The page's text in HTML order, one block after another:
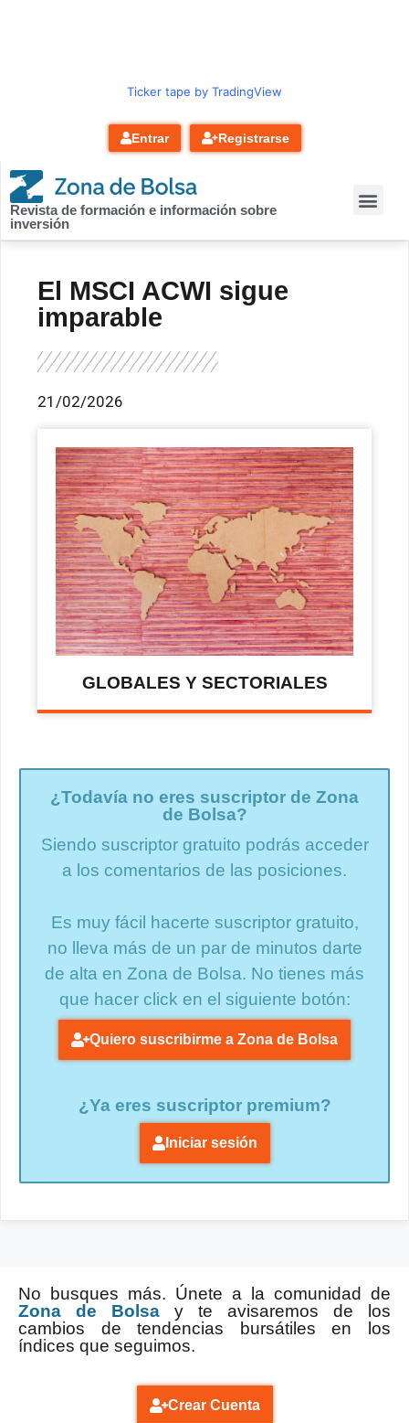
Ticker tape by TradingView
Entrar Registrarse
Revista de formación e información sobre
inversión
El MSCI ACWI sigue
imparable
21/02/2026
GLOBALES Y SECTORIALES
¿Todavía no eres suscriptor de Zona
de Bolsa?
Siendo suscriptor gratuito podrás acceder
a los comentarios de las posiciones.
Es muy fácil hacerte suscriptor gratuito,
no lleva más de un par de minutos darte
de alta en Zona de Bolsa. No tienes más
que hacer click en el siguiente botón:
Quiero suscribirme a Zona de Bolsa
¿Ya eres suscriptor premium?
Iniciar sesión
No busques más. Únete a la comunidad de
Zona de Bolsa y te avisaremos de los
cambios de tendencias bursátiles en los
índices que seguimos.
Crear Cuenta